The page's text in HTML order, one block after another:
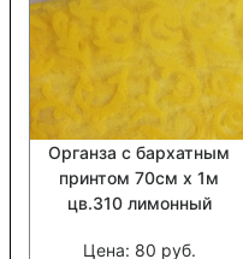
Органза с бархатным
принтом 70см х 1м
цв.310 лимонный
Цена: 80 руб.